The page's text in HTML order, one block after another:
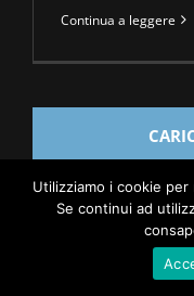
Continua a leggere
LUPATO BROTHERS
COPYRIGHT ©2018
Utilizziamo i cookie
Se continui ad